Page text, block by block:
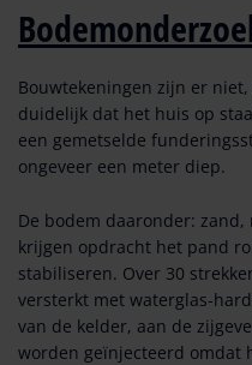
Bouwtekeningen zijn er
duidelijk dat het huis op
een gemetselde
ongeveer een meter diep.
De bodem daaronder:
krijgen opdracht het pand
stabiliseren. Over 30
versterkt met waterglas-
van de kelder, aan de
worden geïnjecteerd omdat